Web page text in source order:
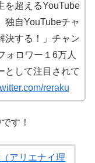
を超えるYouTube
独自YouTubeチャ
決する！」チャン
ォロワー１6万人
として注目されて
reraku
す！
アリエナイ理